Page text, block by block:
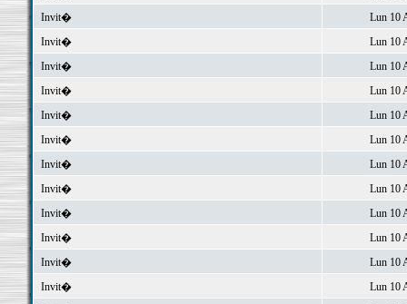
Invit�
Lun 10
Invit�
Lun 10
Invit�
Lun 10
Invit�
Lun 10
Invit�
Lun 10
Invit�
Lun 10
Invit�
Lun 10
Invit�
Lun 10
Invit�
Lun 10
Invit�
Lun 10
Invit�
Lun 10
Invit�
Lun 10